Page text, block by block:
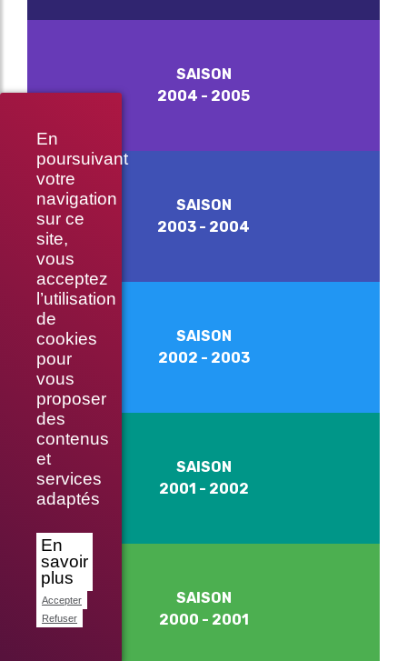
En
poursuivant
votre
navigation
sur ce
site,
vous
acceptez
l’utilisation
de
cookies
pour
vous
proposer
des
contenus
et
services
adaptés
En
savoir
plus
Accepter
Refuser
SAISON
2004 - 2005
SAISON
2003 - 2004
SAISON
2002 - 2003
SAISON
2001 - 2002
SAISON
2000 - 2001